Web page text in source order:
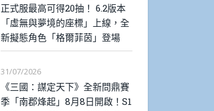
正式服最高可得20抽！ 6.2版本
「虛無與夢境的座標」上線，全
新擬態角色「格爾菲茵」登場
31/07/2026
《三國：謀定天下》全新問鼎賽
季「南郡烽起」8月8日開啟！S1